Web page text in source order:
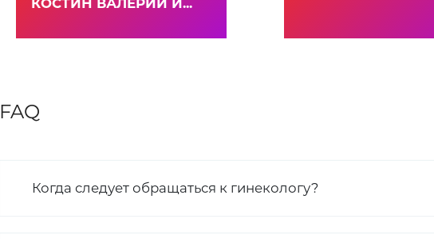
КОСТИН ВАЛЕРИЙ И...
FAQ
Когда следует обращаться к гинекологу?